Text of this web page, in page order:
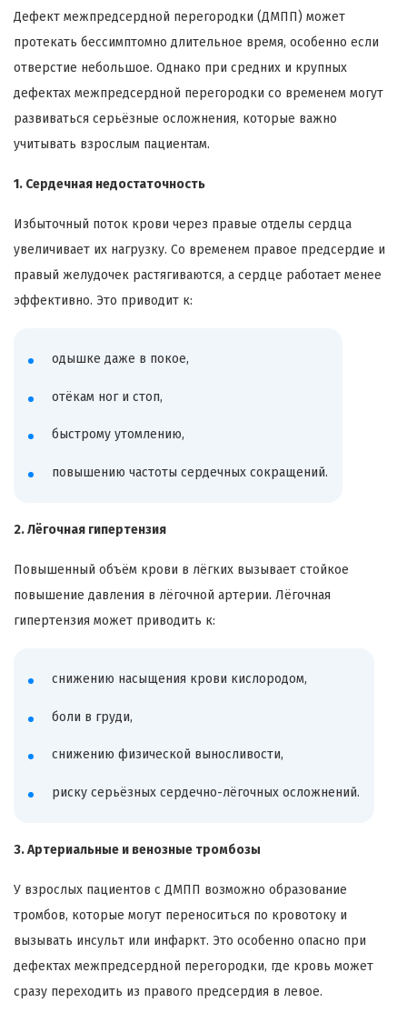
Дефект межпредсердной перегородки (ДМПП) может
протекать бессимптомно длительное время, особенно если
отверстие небольшое. Однако при средних и крупных
дефектах межпредсердной перегородки со временем могут
развиваться серьёзные осложнения, которые важно
учитывать взрослым пациентам.
1. Сердечная недостаточность
Избыточный поток крови через правые отделы сердца
увеличивает их нагрузку. Со временем правое предсердие и
правый желудочек растягиваются, а сердце работает менее
эффективно. Это приводит к:
одышке даже в покое,
отёкам ног и стоп,
быстрому утомлению,
повышению частоты сердечных сокращений.
2. Лёгочная гипертензия
Повышенный объём крови в лёгких вызывает стойкое
повышение давления в лёгочной артерии. Лёгочная
гипертензия может приводить к:
снижению насыщения крови кислородом,
боли в груди,
снижению физической выносливости,
риску серьёзных сердечно-лёгочных осложнений.
3. Артериальные и венозные тромбозы
У взрослых пациентов с ДМПП возможно образование
тромбов, которые могут переноситься по кровотоку и
вызывать инсульт или инфаркт. Это особенно опасно при
дефектах межпредсердной перегородки, где кровь может
сразу переходить из правого предсердия в левое.